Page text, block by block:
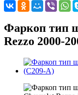
Фаркоп тип
Rezzo 2000-